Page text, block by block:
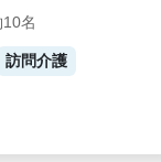
名
訪問介護